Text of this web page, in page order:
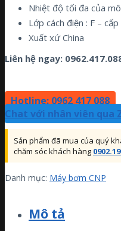
Nhiệt độ tối đa của
Lớp cách điện : F –
Xuất xứ China
Liên hệ ngay:
Hotline: 0962 417 088
Chat với nhân viên qua
Sản phẩm đã mua của quý
chăm sóc khách hàng
Danh mục: Máy bơm CNP
Mô tả